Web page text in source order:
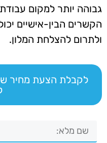
גבוהה יותר למקום
הקשרים הבין-אישיים
ולתרום להצלחת המלון.
לקבלת הצעת מחיר